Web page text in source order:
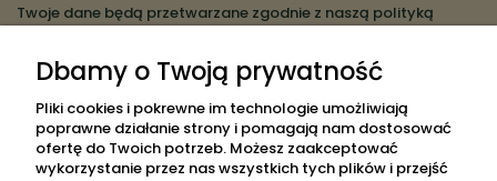
Twoje dane będą przetwarzane zgodnie z naszą polityką
prywatności
ZAPISZ SIĘ
Dbamy o Twoją prywatność
Pliki cookies i pokrewne im technologie umożliwiają
poprawne działanie strony i pomagają nam dostosować
ofertę do Twoich potrzeb. Możesz zaakceptować
wykorzystanie przez nas wszystkich tych plików i przejść